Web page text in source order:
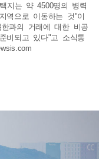
지는 약 4500명의 병력
역으로 이동하는 것"이
과의 거래에 대한 비공
비되고 있다"고 소식통